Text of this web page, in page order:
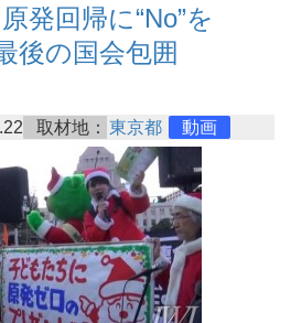
発回帰に“No”を
後の国会包囲
取材地： 東京都 動画